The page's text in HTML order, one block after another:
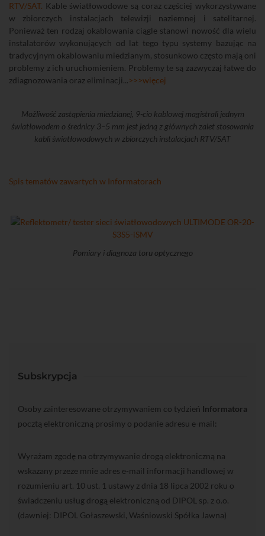
RTV/SAT. Kable światłowodowe są coraz częściej wykorzystywane
w zbiorczych instalacjach telewizji naziemnej i satelitarnej.
Ponieważ ten rodzaj okablowania ciągle stanowi nowość dla wielu
instalatorów wykonujących od lat tego typu systemy bazując na
tradycyjnym okablowaniu miedzianym, stosunkowo często mają oni
problemy z ich uruchomieniem. Problemy te są zazwyczaj łatwe do
zdiagnozowania oraz eliminacji...>>>więcej
Możliwość zastąpienia miedzianej, 9-cio kablowej magistrali jednym
światłowodem o średnicy 3–5 mm jest jedną z głównych zalet stosowania
kabli światłowodowych w zbiorczych instalacjach RTV/SAT
Spis tematów zawartych w Informatorach
Pomiary i diagnoza toru optycznego
Subskrypcja
Osoby zainteresowane otrzymywaniem co tydzień Informatora
pocztą elektroniczną prosimy o podanie adresu e-mail:
Wyrażam zgodę na otrzymywanie drogą elektroniczną na
wskazany przeze mnie adres e-mail informacji handlowej w
rozumieniu art. 10 ust. 1 ustawy z dnia 18 lipca 2002 roku o
świadczeniu usług drogą elektroniczną od DIPOL sp. z o.o.
(dawniej: DIPOL Gołaszewski, Waśniowski Spółka Jawna)